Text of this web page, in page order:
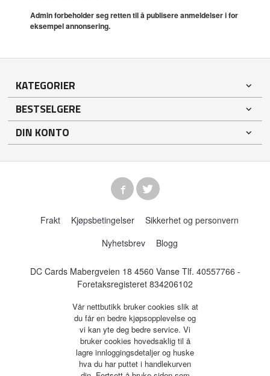
Admin forbeholder seg retten til å publisere anmeldelser i for
eksempel annonsering.
KATEGORIER
BESTSELGERE
DIN KONTO
Frakt Kjøpsbetingelser
Sikkerhet og personvern
Nyhetsbrev
Blogg
DC Cards Mabergveien 18 4560 Vanse Tlf. 40557766 -
Foretaksregisteret 834206102
Vår nettbutikk bruker cookies slik at
du får en bedre kjøpsopplevelse og
vi kan yte deg bedre service. Vi
bruker cookies hovedsaklig til å
lagre innloggingsdetaljer og huske
hva du har puttet i handlekurven